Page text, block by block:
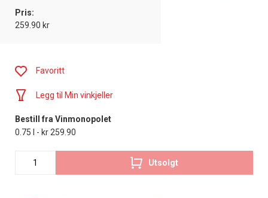
Pris:
259.90 kr
Favoritt
Legg til Min vinkjeller
Bestill fra Vinmonopolet
0.75 l - kr 259.90
Utsolgt